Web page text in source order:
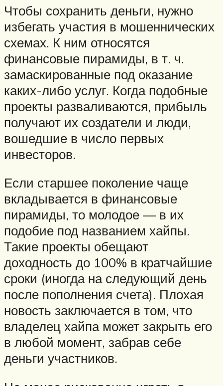
Чтобы сохранить деньги, нужно
избегать участия в мошеннических
схемах. К ним относятся
финансовые пирамиды, в т. ч.
замаскированные под оказание
каких-либо услуг. Когда подобные
проекты разваливаются, прибыль
получают их создатели и люди,
вошедшие в число первых
инвесторов.
Если старшее поколение чаще
вкладывается в финансовые
пирамиды, то молодое — в их
подобие под названием хайпы.
Такие проекты обещают
доходность до 100% в кратчайшие
сроки (иногда на следующий день
после пополнения счета). Плохая
новость заключается в том, что
владелец хайпа может закрыть его
в любой момент, забрав себе
деньги участников.